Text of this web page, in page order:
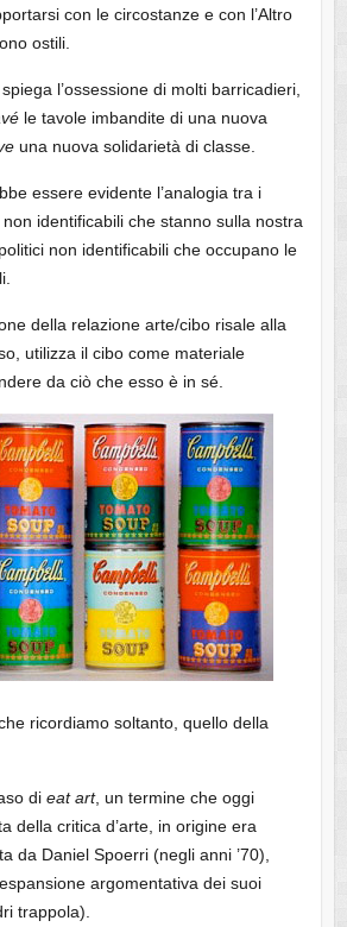
con le circostanze e con l’Altro
ostili.
l’ossessione di molti barricadieri,
le tavole imbandite di una nuova
una nuova solidarietà di classe.
essere evidente l’analogia tra i
identificabili che stanno sulla nostra
non identificabili che occupano le
della relazione arte/cibo risale alla
utilizza il cibo come materiale
da ciò che esso è in sé.
ricordiamo soltanto, quello della
di eat art, un termine che oggi
della critica d’arte, in origine era
da Daniel Spoerri (negli anni ’70),
argomentativa dei suoi
trappola).